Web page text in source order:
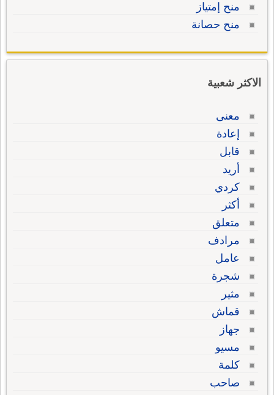
منح إمتياز
منح حصانة
الاكثر شعبية
معنى
إعادة
قابل
أريد
كردي
أكثر
متعلق
مرادف
عامل
شجرة
مثير
قماش
جهاز
مسيو
كلمة
صاحب